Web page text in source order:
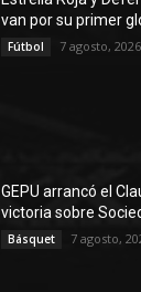
van por su primer
Fútbol 7 agosto, 2026
GEPU arrancó el
victoria sobre
Básquet 7 agosto,